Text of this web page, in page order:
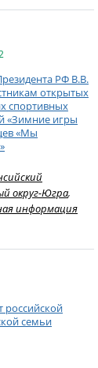
РФ В.В.
открытых
спортивных
«Зимние игры
«Мы
округ-Югра,
информация
российской
семьи